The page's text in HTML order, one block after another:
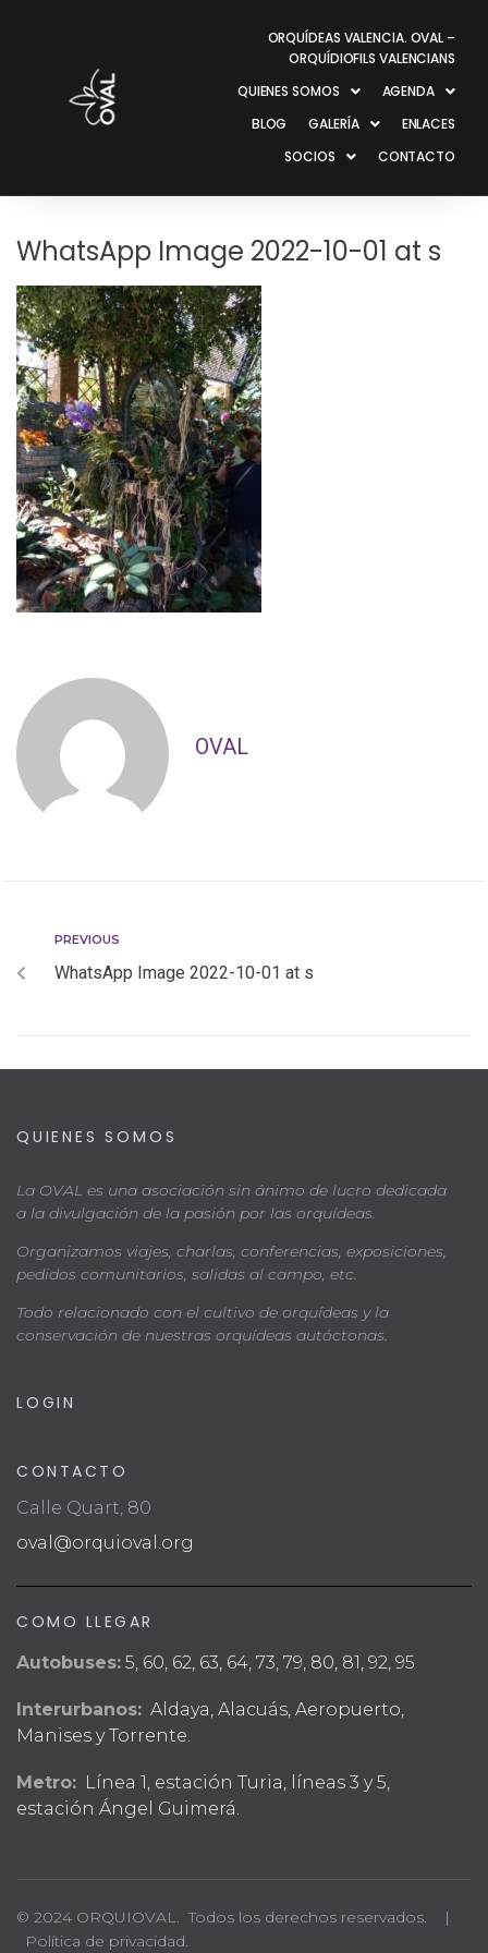
ORQUÍDEAS VALENCIA. OVAL –
ORQUÍDIOFILS VALENCIANS
QUIENES SOMOS
AGENDA
BLOG
GALERÍA
ENLACES
SOCIOS
CONTACTO
WhatsApp Image 2022-10-01 at s
OVAL
PREVIOUS
WhatsApp Image 2022-10-01 at s
QUIENES SOMOS
La OVAL es una asociación sin ánimo de lucro dedicada
a la divulgación de la pasión por las orquídeas.
Organizamos viajes, charlas, conferencias, exposiciones,
pedidos comunitarios, salidas al campo, etc.
Todo relacionado con el cultivo de orquídeas y la
conservación de nuestras orquídeas autóctonas.
LOGIN
CONTACTO
Calle Quart, 80
oval@orquioval.org
COMO LLEGAR
Autobuses: 5, 60, 62, 63, 64, 73, 79, 80, 81, 92, 95
Interurbanos: Aldaya, Alacuás, Aeropuerto,
Manises y Torrente.
Metro: Línea 1, estación Turia, líneas 3 y 5,
estación Ángel Guimerá.
© 2024 ORQUIOVAL. Todos los derechos reservados. |
Política de privacidad.